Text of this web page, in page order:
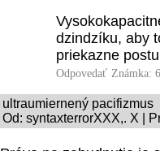
dzindzíku, aby
priekazne
Odpovedať Známka:
ultraumiernený pacifizmus
Od: syntaxterrorXXX,. X |